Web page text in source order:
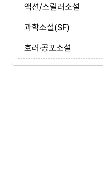
액션/스릴러소설
과학소설(SF)
호러·공포소설